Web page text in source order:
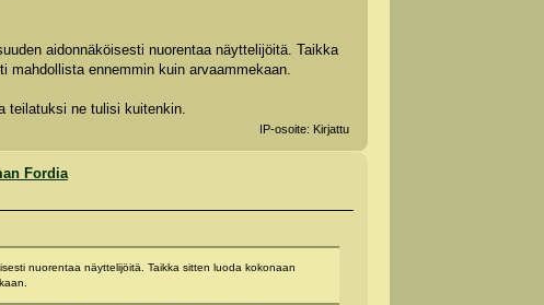
aidonnäköisesti nuorentaa näyttelijöitä. Taikka
mahdollista ennemmin kuin arvaammekaan.
teilatuksi ne tulisi kuitenkin.
IP-osoite: Kirjattu
Fordia
nuorentaa näyttelijöitä. Taikka sitten luoda kokonaan